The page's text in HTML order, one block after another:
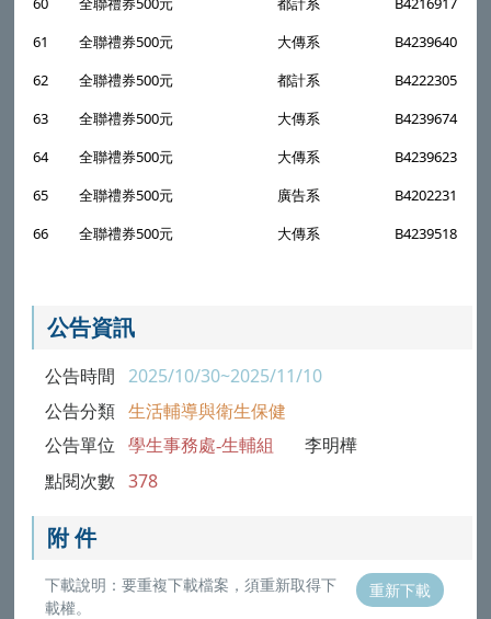
61
全聯禮券500元 大傳系
B4239640
62
全聯禮券500元 都計系
B4222305
63
全聯禮券500元 大傳系
B4239674
64
全聯禮券500元 大傳系
B4239623
65
全聯禮券500元 廣告系
B4202231
66
全聯禮券500元 大傳系 B4239518
公告資訊
公告時間 2025/10/30~2025/11/10
公告分類 生活輔導與衛生保健
公告單位 學生事務處-生輔組 李明樺
點閱次數 378
附 件
下載說明：要重複下載檔案，須重新取得下
載權。
重新下載